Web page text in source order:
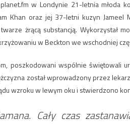
w Londynie 21-letnia młoda
Khan oraz jej 37-letni kuzyn
żrącą substancją. Wykorzystał
w Beckton we wschodniej
poszkodowani wspólnie
został wprowadzony przez
wzroku w lewym oku i stwierdzono
Cały czas